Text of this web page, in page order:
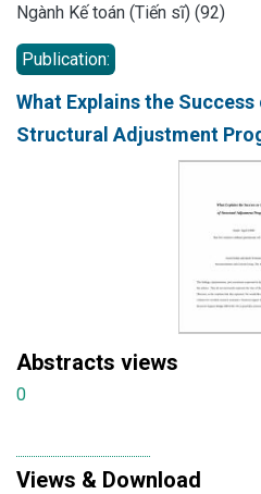
Ngành Kế toán (Tiến sĩ) (92)
Publication:
What Explains the
Structural Adjustment
Abstracts views
0
Views & Download